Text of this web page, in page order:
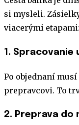
si mysleli.
viacerými etapami:
1. Spracovanie
Po objednaní
prepravcovi. To
2. Preprava do